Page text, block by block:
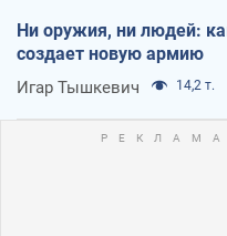
Ни оружия, ни людей:
создает новую армию
Игар Тышкевич 14,2 т.